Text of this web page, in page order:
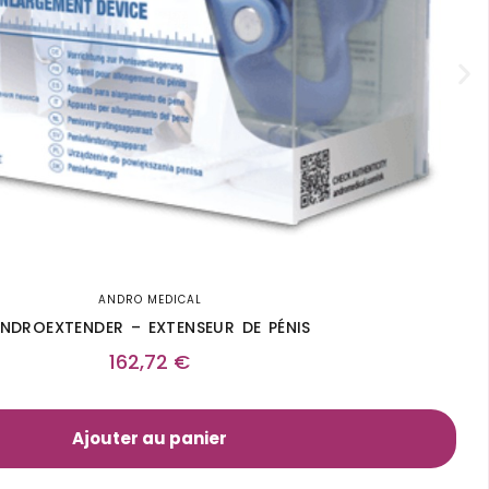
ANDRO MEDICAL
– EXTENSEUR DE PÉNIS
162,72 €
Ajouter au panier